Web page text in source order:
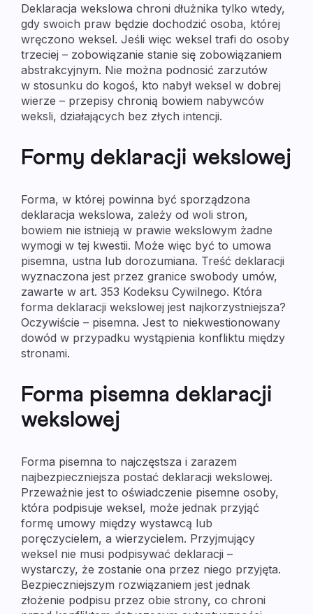
Deklaracja wekslowa chroni dłużnika tylko wtedy,
gdy swoich praw będzie dochodzić osoba, której
wręczono weksel. Jeśli więc weksel trafi do osoby
trzeciej – zobowiązanie stanie się zobowiązaniem
abstrakcyjnym. Nie można podnosić zarzutów
w stosunku do kogoś, kto nabył weksel w dobrej
wierze – przepisy chronią bowiem nabywców
weksli, działających bez złych intencji.
Formy deklaracji wekslowej
Forma, w której powinna być sporządzona
deklaracja wekslowa, zależy od woli stron,
bowiem nie istnieją w prawie wekslowym żadne
wymogi w tej kwestii. Może więc być to umowa
pisemna, ustna lub dorozumiana. Treść deklaracji
wyznaczona jest przez granice swobody umów,
zawarte w art. 353 Kodeksu Cywilnego. Która
forma deklaracji wekslowej jest najkorzystniejsza?
Oczywiście – pisemna. Jest to niekwestionowany
dowód w przypadku wystąpienia konfliktu między
stronami.
Forma pisemna deklaracji
wekslowej
Forma pisemna to najczęstsza i zarazem
najbezpieczniejsza postać deklaracji wekslowej.
Przeważnie jest to oświadczenie pisemne osoby,
która podpisuje weksel, może jednak przyjąć
formę umowy między wystawcą lub
poręczycielem, a wierzycielem. Przyjmujący
weksel nie musi podpisywać deklaracji –
wystarczy, że zostanie ona przez niego przyjęta.
Bezpieczniejszym rozwiązaniem jest jednak
złożenie podpisu przez obie strony, co chroni